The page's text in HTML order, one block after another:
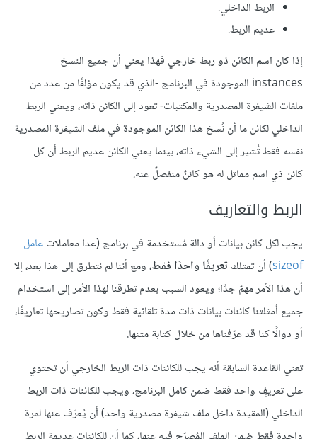
الربط الداخلي.
عديم الربط.
إذا كان اسم الكائن ذو ربط خارجي فهذا يعني أن جميع النسخ
instances الموجودة في البرنامج -الذي قد يكون مؤلفًا من عدد من
ملفات الشيفرة المصدرية والمكتبات- تعود إلى الكائن ذاته، ويعني الربط
الداخلي لكائن ما أن نُسخ هذا الكائن الموجودة في ملف الشيفرة المصدرية
نفسه فقط تُشير إلى الشيء ذاته، بينما يعني الكائن عديم الربط أن كل
كائن ذي اسم مماثل له هو كائنٌ منفصلٌ عنه.
الربط والتعاريف
يجب لكل كائن بيانات أو دالة مُستخدمة في برنامج (عدا معاملاتعامل
sizeof) أن تمتلك تعريفًا واحدًا فقط، ومع أننا لم نتطرق إلى هذا بعد، إلا
أن هذا الأمر مهمٌ جدًا؛ ويعود السبب بعدم تطرقنا لهذا الأمر إلى استخدام
جميع أمثلتنا كائنات بيانات ذات مدة تلقائية فقط وكون تصاريحها تعاريفًا،
أو دوالًا كنا قد عرّفناها من خلال كتابة متنها.
تعني القاعدة السابقة أنه يجب للكائنات ذات الربط الخارجي أن تحتوي
على تعريفٍ واحد فقط ضمن كامل البرنامج، ويجب للكائنات ذات الربط
الداخلي (المقيدة داخل ملف شيفرة مصدرية واحد) أن يُعرّف عنها لمرة